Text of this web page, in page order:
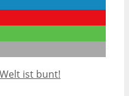
ist bunt!